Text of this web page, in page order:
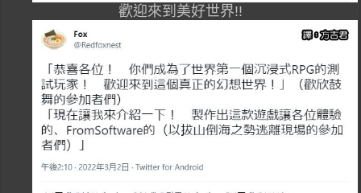
歡迎來到美好世界!!